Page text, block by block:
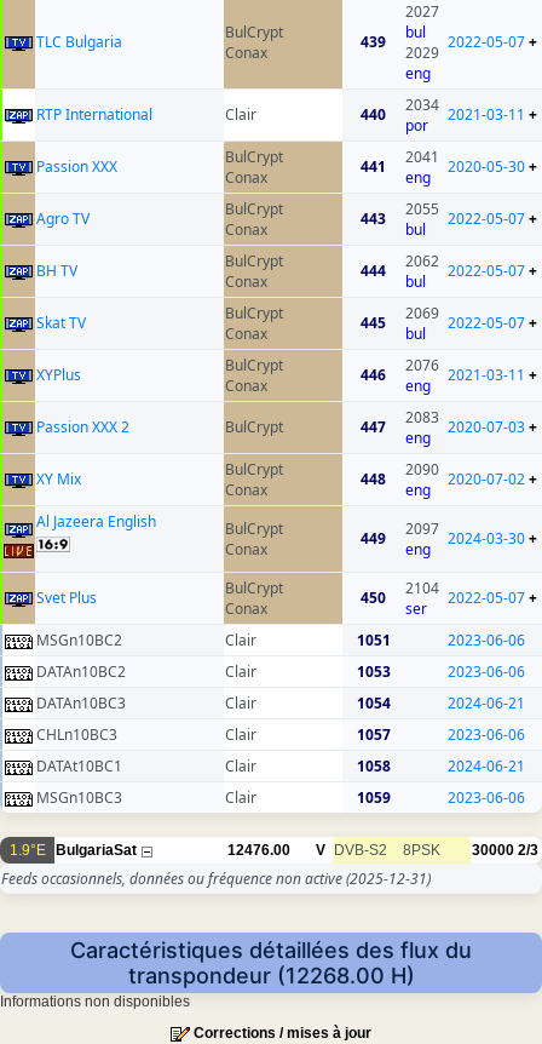
TLC Bulgaria
BulCrypt
Conax
439
2027
bul
2029
eng
2022-05-07+
RTP International Clair 440
2034
por
2021-03-11 +
Passion XXX
BulCrypt
Conax
441
2041
eng
2020-05-30+
Agro TV
BulCrypt
Conax
443
2055
bul
2022-05-07+
BH TV
BulCrypt
Conax
444
2062
bul
2022-05-07+
Skat TV
BulCrypt
Conax
445
2069
bul
2022-05-07+
XYPlus
BulCrypt
Conax
446
2076
eng
2021-03-11 +
Passion XXX 2 BulCrypt 447
2083
eng
2020-07-03+
XY Mix
BulCrypt
Conax
448
2090
eng
2020-07-02+
Al Jazeera English
BulCrypt
Conax
449
2097
eng
2024-03-30+
Svet Plus
BulCrypt
Conax
450
2104
ser
2022-05-07+
MSGn10BC2 Clair 1051
2023-06-06
DATAn10BC2
Clair 1053
2023-06-06
DATAn10BC3
Clair 1054
2024-06-21
CHLn10BC3
Clair 1057
2023-06-06
DATAt10BC1
Clair 1058
2024-06-21
MSGn10BC3
Clair 1059 2023-06-06
1.9°E BulgariaSat 12476.00 V DVB-S2 8PSK 30000 2/3
Feeds occasionnels, données ou fréquence non active(2025-12-31)
Caractéristiques détaillées des flux du
transpondeur (12268.00 H)
Informations non disponibles
Corrections / mises à jour